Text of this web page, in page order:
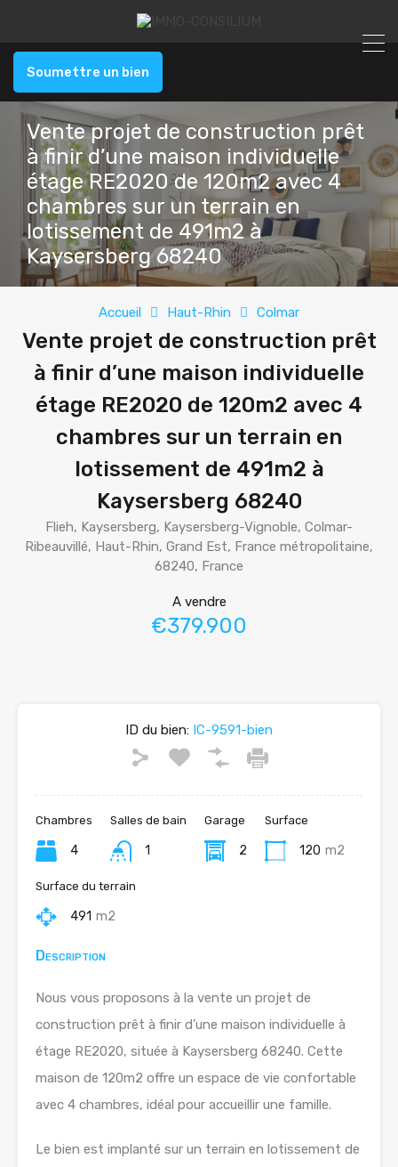
Soumettre un bien
Vente projet de construction prêt
à finir d’une maison individuelle
étage RE2020 de 120m2 avec 4
chambres sur un terrain en
lotissement de 491m2 à
Kaysersberg 68240
Accueil Haut-Rhin Colmar
Vente projet de construction prêt
à finir d’une maison individuelle
étage RE2020 de 120m2 avec 4
chambres sur un terrain en
lotissement de 491m2 à
Kaysersberg 68240
Flieh, Kaysersberg, Kaysersberg-Vignoble, Colmar-
Ribeauvillé, Haut-Rhin, Grand Est, France métropolitaine,
68240, France
A vendre
€379.900
ID du bien: IC-9591-bien
Chambres
4
Salles de bain
1
Garage
2
Surface
120 m2
Surface du terrain
491 m2
Description
Nous vous proposons à la vente un projet de
construction prêt à finir d’une maison individuelle à
étage RE2020, située à Kaysersberg 68240. Cette
maison de 120m2 offre un espace de vie confortable
avec 4 chambres, idéal pour accueillir une famille.
Le bien est implanté sur un terrain en lotissement de